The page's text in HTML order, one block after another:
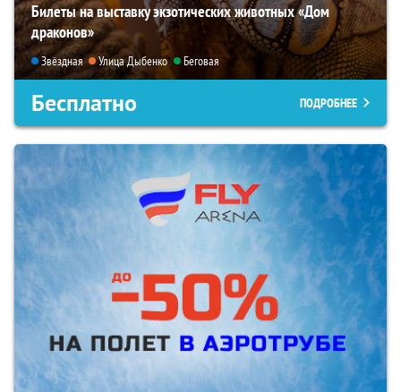
Билеты на выставку экзотических животных «Дом
драконов»
Звёздная Улица Дыбенко Беговая
Бесплатно ПОДРОБНЕЕ